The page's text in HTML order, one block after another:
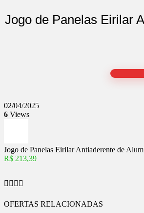
Jogo de Panelas Eirilar
02/04/2025
6 Views
Jogo de Panelas Eirilar Antiaderente de
R$ 213,39
OFERTAS RELACIONADAS